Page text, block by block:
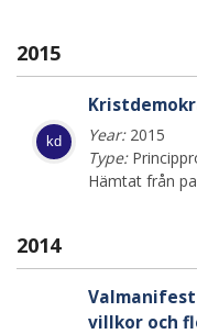
2015
kd Year:2015
Type:
Hämtat från
2014
villkor och